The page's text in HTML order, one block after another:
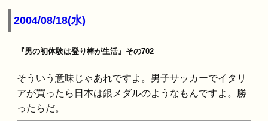
2004/08/18(水)
『男の初体験は登り棒が生活』その702
そういう意味じゃあれですよ。男子サッカーでイタリ
アが買ったら日本は銀メダルのようなもんですよ。勝
ったらだ。